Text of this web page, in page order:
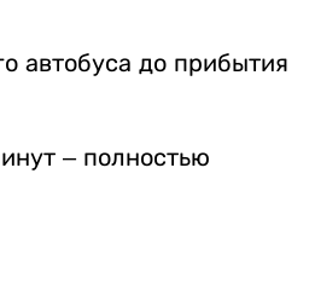
автобуса до прибытия
– полностью